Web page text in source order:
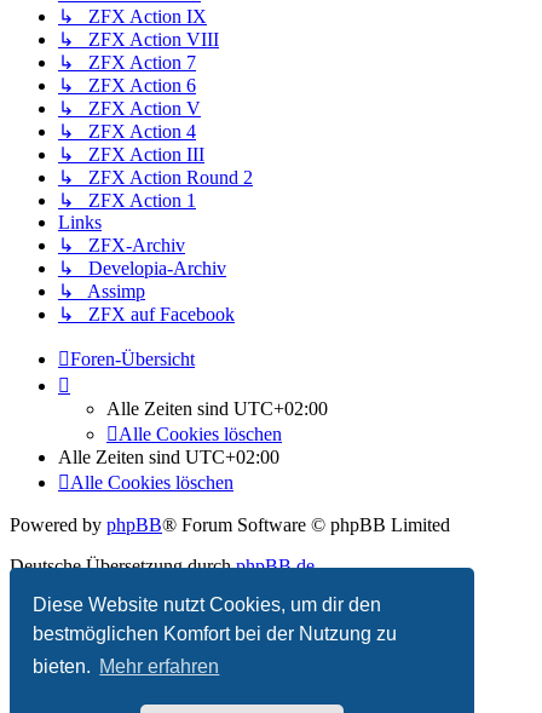
Diese Website nutzt Cookies, um dir den
bestmöglichen Komfort bei der Nutzung zu
bieten. Mehr erfahren
↳ ZFX Action IX
↳ ZFX Action VIII
↳ ZFX Action 7
↳ ZFX Action 6
↳ ZFX Action V
↳ ZFX Action 4
↳ ZFX Action III
↳ ZFX Action Round 2
↳ ZFX Action 1
Links
↳ ZFX-Archiv
↳ Developia-Archiv
↳ Assimp
↳ ZFX auf Facebook
Foren-Übersicht
Alle Zeiten sind UTC+02:00
Alle Cookies löschen
Alle Zeiten sind UTC+02:00
Alle Cookies löschen
Powered by phpBB® Forum Software © phpBB Limited
Deutsche Übersetzung durchphpBB.de
Datenschutz |Nutzungsbedingungen